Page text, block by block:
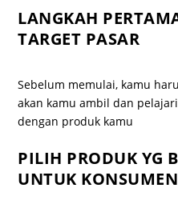
LANGKAH
TARGET PASAR
Sebelum memulai, kamu
akan kamu ambil dan
dengan produk kamu
PILIH PRODUK YG
UNTUK KONSUMEN